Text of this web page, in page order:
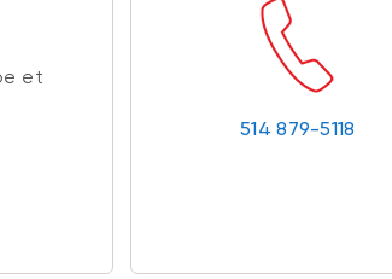
et
514 879-5118